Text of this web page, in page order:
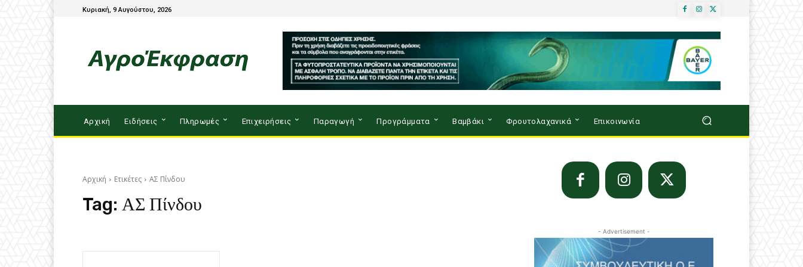
Κυριακή, 9 Αυγούστου, 2026
Αρχική Ειδήσεις Πληρωμές Επιχειρήσεις Παραγωγή Προγράμματα Βαμβάκι Φρουτολαχανικά Επικοινωνία
Αρχική Ετικέτες ΑΣ Πίνδου
Tag: ΑΣ Πίνδου
- Advertisement -